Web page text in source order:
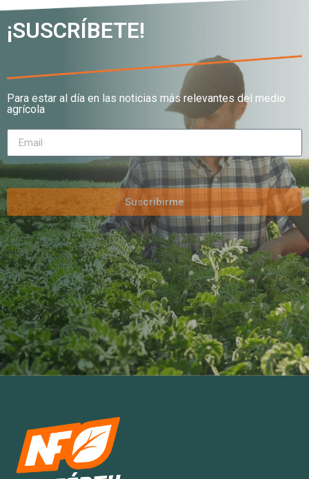
¡SUSCRÍBETE!
Para estar al día en las noticias más relevantes del medio
agrícola
Suscribirme